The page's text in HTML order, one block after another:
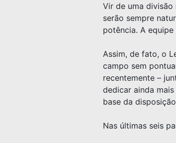
Vir de uma
serão sempre
potência. A
Assim, de fato, o
campo sem
recentemente –
dedicar ainda
base da
Nas últimas seis